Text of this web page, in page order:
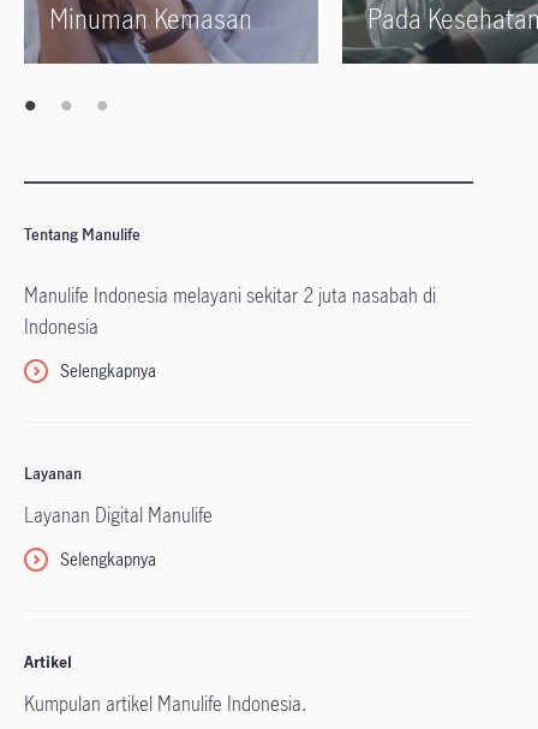
Minuman Kemasan
Pada
Tentang Manulife
Manulife Indonesia melayani sekitar 2 juta nasabah di
Indonesia
Selengkapnya
Layanan
Layanan Digital Manulife
Selengkapnya
Artikel
Kumpulan artikel Manulife Indonesia.